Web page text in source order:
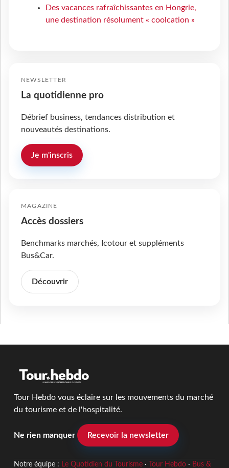
Des vacances rafraîchissantes en Hongrie,
une destination résolument « coolcation »
NEWSLETTER
La quotidienne pro
Débrief business, tendances distribution et
nouveautés destinations.
Je m'inscris
MAGAZINE
Accès dossiers
Benchmarks marchés, Icotour et suppléments
Bus&Car.
Découvrir
Tour Hebdo vous éclaire sur les mouvements du marché
du tourisme et de l'hospitalité.
Ne rien manquer Recevoir la newsletter
Notre équipe : Le Quotidien du Tourisme· Tour Hebdo· Bus &